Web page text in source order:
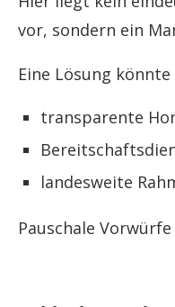
vor, sondern ein
Eine Lösung könnte
transparente
landesweite
Pauschale